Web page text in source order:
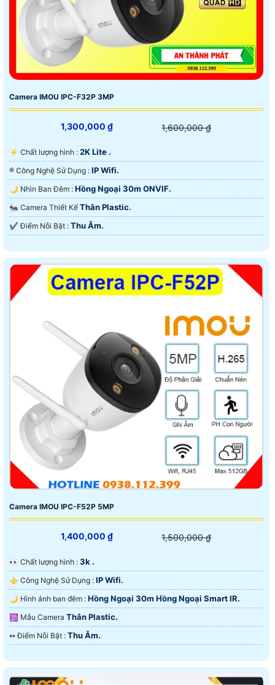
Camera IMOU IPC-F32P 3MP
1,300,000 ₫ 1,600,000 ₫
️⚡ Chất lượng hình : 2K Lite .
®️ Công Nghệ Sử Dụng : IP Wifi.
🌙 Nhìn Ban Đêm : Hồng Ngoại 30m ONVIF.
🐜 Camera Thiết Kế Thân Plastic.
️✔️ Điểm Nỗi Bật : Thu Âm.
Camera IMOU IPC-F52P 5MP
1,400,000 ₫ 1,500,000 ₫
️👀 Chất lượng hình : 3k .
⚜️ Công Nghệ Sử Dụng : IP Wifi.
🌙 Hình ảnh ban đêm : Hồng Ngoại 30m Hồng Ngoại Smart IR.
🕉️ Mẫu Camera Thân Plastic.
️↭ Điểm Nỗi Bật : Thu Âm.